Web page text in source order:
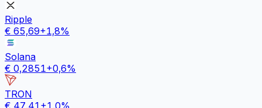
Ripple
€ 65,69+1,8%
Solana
€ 0,2851+0,6%
TRON
€ 47,41+1,0%